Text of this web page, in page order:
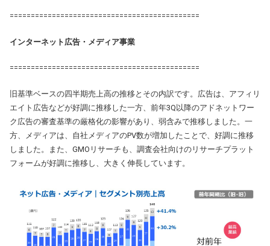
=============================================
インターネット広告・メディア事業
=============================================
旧基準ベースの四半期売上高の推移とその内訳です。広告は、アフィリ
エイト広告などが好調に推移した一方、前年3Q以降のアドネットワー
ク広告の審査基準の厳格化の影響があり、弱含みで推移しました。一
方、メディアは、自社メディアのPV数が増加したことで、好調に推移
しました。また、GMOリサーチも、調査会社向けのリサーチプラット
フォームが好調に推移し、大きく伸長しています。